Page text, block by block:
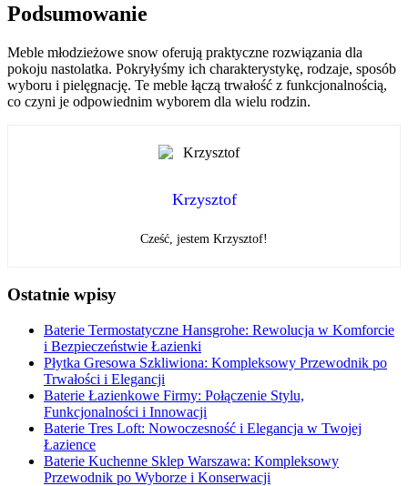
Podsumowanie
Meble młodzieżowe snow oferują praktyczne rozwiązania dla
pokoju nastolatka. Pokryłyśmy ich charakterystykę, rodzaje, sposób
wyboru i pielęgnację. Te meble łączą trwałość z funkcjonalnością,
co czyni je odpowiednim wyborem dla wielu rodzin.
Krzysztof
Cześć, jestem Krzysztof!
Ostatnie wpisy
Baterie Termostatyczne Hansgrohe: Rewolucja w Komforcie
i Bezpieczeństwie Łazienki
Płytka Gresowa Szkliwiona: Kompleksowy Przewodnik po
Trwałości i Elegancji
Baterie Łazienkowe Firmy: Połączenie Stylu,
Funkcjonalności i Innowacji
Baterie Tres Loft: Nowoczesność i Elegancja w Twojej
Łazience
Baterie Kuchenne Sklep Warszawa: Kompleksowy
Przewodnik po Wyborze i Konserwacji